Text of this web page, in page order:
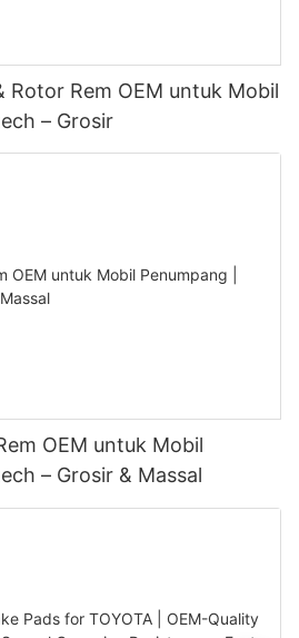
Rotor Rem OEM untuk Mobil
– Grosir
OEM untuk Mobil
– Grosir & Massal